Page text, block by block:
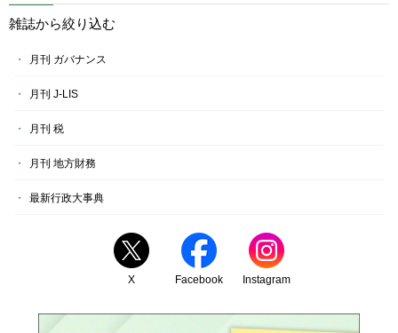
雑誌から絞り込む
月刊 ガバナンス
月刊 J-LIS
月刊 税
月刊 地方財務
最新行政大事典
X Facebook Instagram